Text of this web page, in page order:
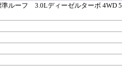
ルーフ 3.0Lディーゼルターボ 4WD 5